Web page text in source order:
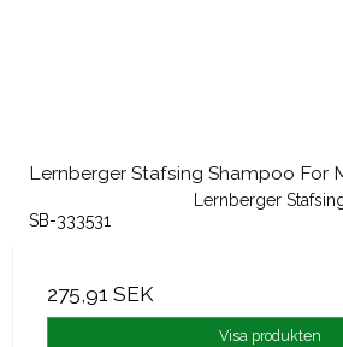
Lernberger Stafsing Shampoo For
Lernberger
SB-333531
275,91 SEK
Visa produkten